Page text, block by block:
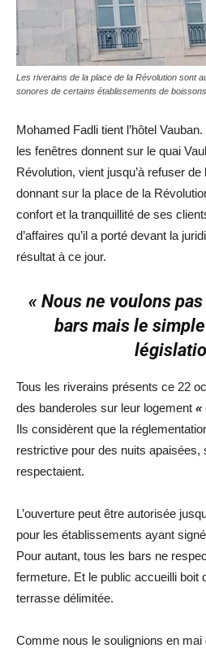
Les riverains de la place de la Révolution sont
sonores de certains établissements de
Mohamed Fadli tient l’hôtel
les fenêtres donnent sur le quai
Révolution, vient jusqu’à refuser
donnant sur la place de la
confort et la tranquillité de ses
d’affaires qu’il a porté devant la
résultat à ce jour.
« Nous ne voulons
bars mais le
Tous les riverains présents ce 22
des banderoles sur leur logement «
Ils considèrent que la
restrictive pour des nuits apaisées,
respectaient.
L’ouverture peut être autorisée
pour les établissements ayant
Pour autant, tous les bars ne
fermeture. Et le public accueilli boit
terrasse délimitée.
Comme nous le soulignions en mai